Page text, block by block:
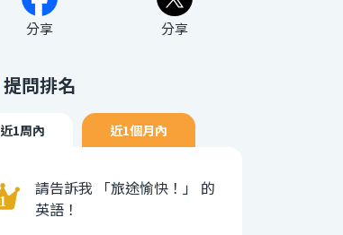
分享 分享
提問排名
近1周內 近1個月內
請告訴我 「旅途愉快！」 的
英語！